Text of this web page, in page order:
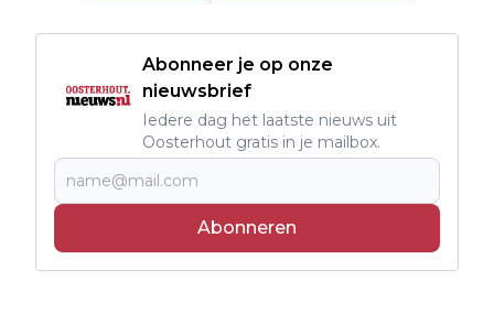
Abonneer je op onze
nieuwsbrief
Iedere dag het laatste nieuws uit
Oosterhout gratis in je mailbox.
Abonneren